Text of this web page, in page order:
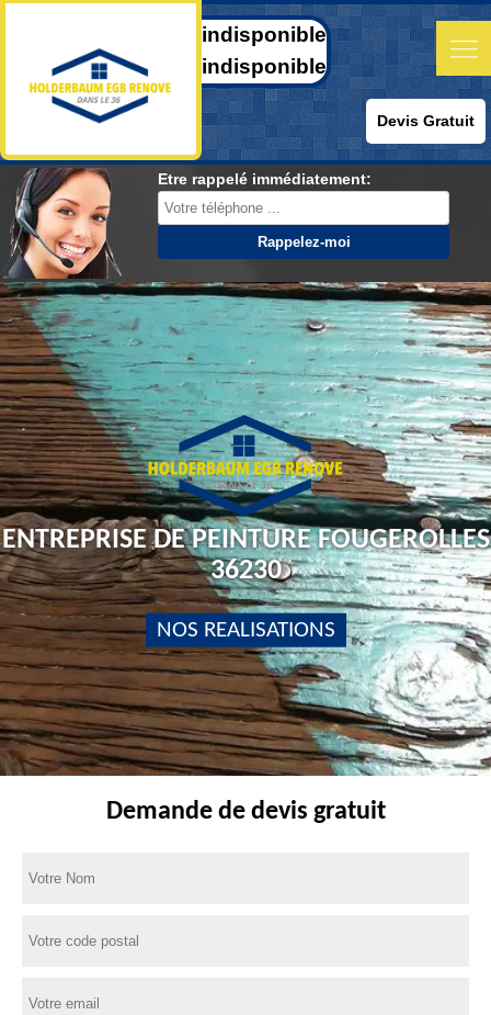
indisponible
indisponible
Devis Gratuit
Etre rappelé immédiatement:
ENTREPRISE DE PEINTURE FOUGEROLLES
36230
NOS REALISATIONS
Demande de devis gratuit